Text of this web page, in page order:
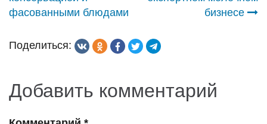
записям
фасованными блюдами
бизнесе
Поделиться:
Добавить комментарий